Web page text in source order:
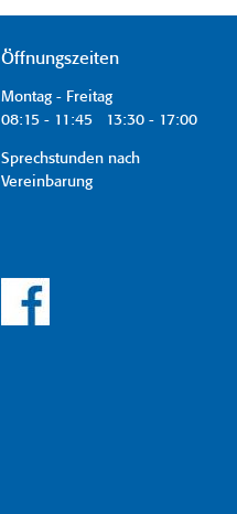
Öffnungszeiten
Montag - Freitag
08:15 - 11:45 13:30 - 17:00
Sprechstunden nach
Vereinbarung